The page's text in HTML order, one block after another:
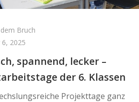
Bruch
2025
spannend, lecker –
der 6. Klassen
Projekttage ganz